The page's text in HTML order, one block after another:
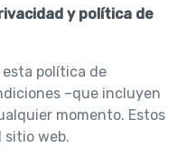
y política de
política de
–que incluyen
momento. Estos
sitio web.